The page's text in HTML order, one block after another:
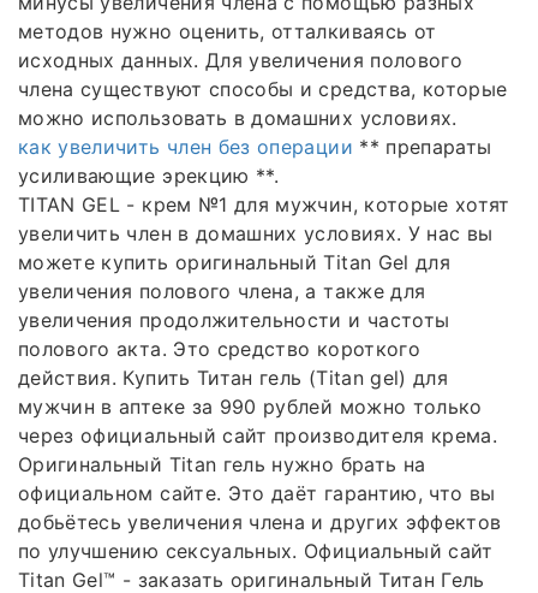
методов нужно оценить, отталкиваясь от
исходных данных. Для увеличения полового
члена существуют способы и средства, которые
можно использовать в домашних условиях.
как увеличить член без операции ** препараты
усиливающие эрекцию **.
TITAN GEL - крем №1 для мужчин, которые хотят
увеличить член в домашних условиях. У нас вы
можете купить оригинальный Titan Gel для
увеличения полового члена, а также для
увеличения продолжительности и частоты
полового акта. Это средство короткого
действия. Купить Титан гель (Titan gel) для
мужчин в аптеке за 990 рублей можно только
через официальный сайт производителя крема.
Оригинальный Titan гель нужно брать на
официальном сайте. Это даёт гарантию, что вы
добьётесь увеличения члена и других эффектов
по улучшению сексуальных. Официальный сайт
Titan Gel™ - заказать оригинальный Титан Гель